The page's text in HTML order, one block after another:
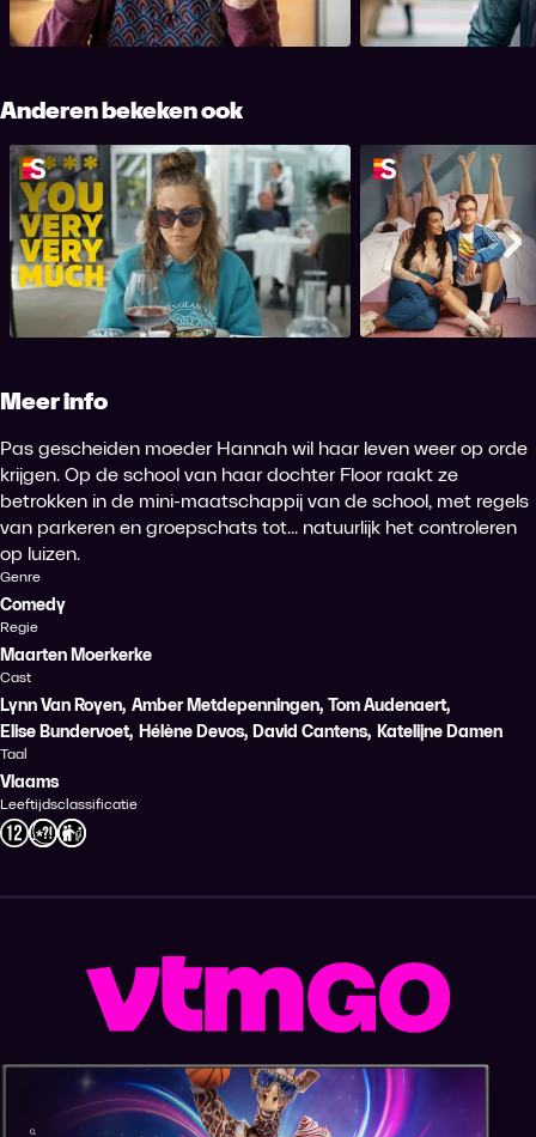
regio te maken. De komst van nieuwe leerling
Ahmed zorgt voor opschudding.
iedereen de
voor irritatie zorgt.
Anderen bekeken ook
F*** You Very, Very Much
Meer info
Pas gescheiden moeder Hannah wil haar leven weer op orde
krijgen. Op de school van haar dochter Floor raakt ze
betrokken in de mini-maatschappij van de school, met regels
van parkeren en groepschats tot... natuurlijk het controleren
op luizen.
Genre
Comedy
Regie
Maarten Moerkerke
Cast
Lynn Van Royen, Amber Metdepenningen, Tom Audenaert,
Elise Bundervoet, Hélène Devos, David Cantens, Katelijne Damen
Taal
Vlaams
Leeftijdsclassificatie